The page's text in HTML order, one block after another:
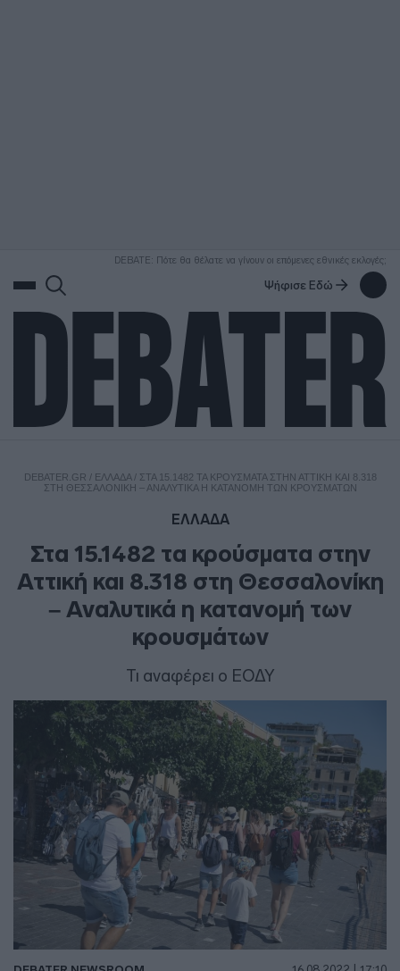
DEBATE: Πότε θα θέλατε να γίνουν οι επόμενες εθνικές εκλογές;
Ψήφισε Εδώ
DEBATER.GR / ΕΛΛΑΔΑ/ ΣΤΑ 15.1482 ΤΑ ΚΡΟΎΣΜΑΤΑ ΣΤΗΝ ΑΤΤΙΚΉ ΚΑΙ 8.318
ΣΤΗ ΘΕΣΣΑΛΟΝΊΚΗ – ΑΝΑΛΥΤΙΚΆ Η ΚΑΤΑΝΟΜΉ ΤΩΝ ΚΡΟΥΣΜΆΤΩΝ
ΕΛΛΑΔΑ
Στα 15.1482 τα κρούσματα στην
Αττική και 8.318 στη Θεσσαλονίκη
– Αναλυτικά η κατανομή των
κρουσμάτων
Τι αναφέρει ο ΕΟΔΥ